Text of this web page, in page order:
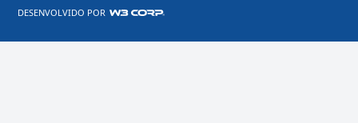
DESENVOLVIDO POR